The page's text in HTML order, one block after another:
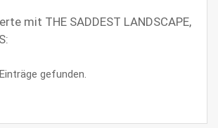
mit THE SADDEST LANDSCAPE,
gefunden.